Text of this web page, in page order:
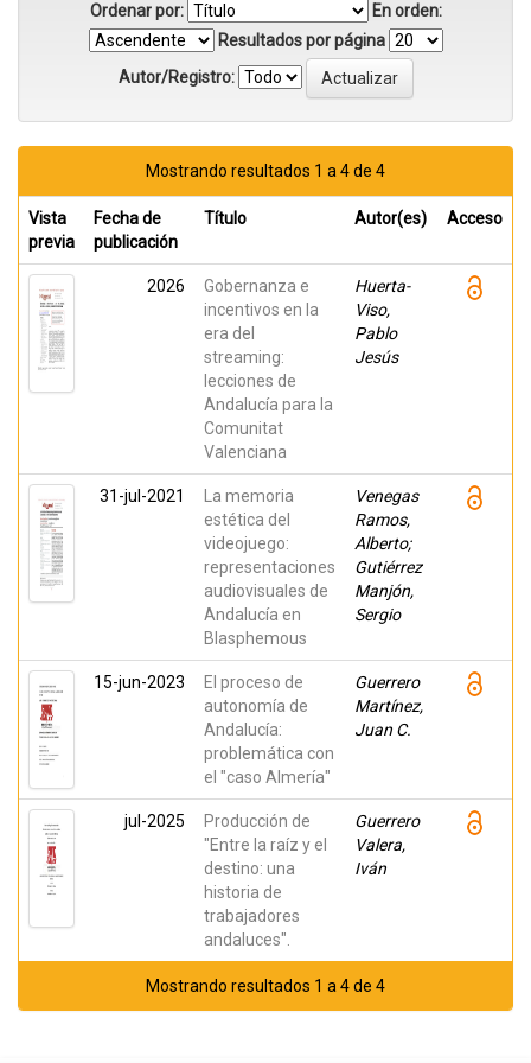
Ordenar por:
En orden:
Resultados por página
Autor/Registro:
Mostrando resultados 1 a 4 de 4
Vista
previa
Fecha de
publicación
Título Autor(es) Acceso
2026
Gobernanza e
incentivos en la
era del
streaming:
lecciones de
Andalucía para la
Comunitat
Valenciana
Huerta-
Viso,
Pablo
Jesús
31-jul-2021
La memoria
estética del
videojuego:
representaciones
audiovisuales de
Andalucía en
Blasphemous
Venegas
Ramos,
Alberto;
Gutiérrez
Manjón,
Sergio
15-jun-2023
El proceso de
autonomía de
Andalucía:
problemática con
el "caso Almería"
Guerrero
Martínez,
Juan C.
jul-2025
Producción de
"Entre la raíz y el
destino: una
historia de
trabajadores
andaluces".
Guerrero
Valera,
Iván
Mostrando resultados 1 a 4 de 4